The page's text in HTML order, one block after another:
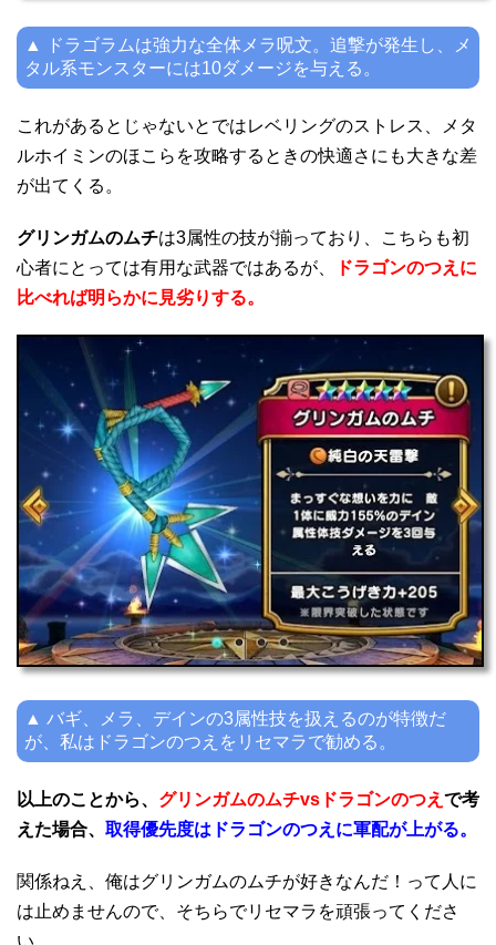
▲ ドラゴラムは強力な全体メラ呪文。追撃が発生し、メ
タル系モンスターには10ダメージを与える。
これがあるとじゃないとではレベリングのストレス、メタ
ルホイミンのほこらを攻略するときの快適さにも大きな差
が出てくる。
グリンガムのムチは3属性の技が揃っており、こちらも初
心者にとっては有用な武器ではあるが、
ドラゴンのつえに
比べれば明らかに見劣りする。
▲ バギ、メラ、デインの3属性技を扱えるのが特徴だ
が、私はドラゴンのつえをリセマラで勧める。
以上のことから、 グリンガムのムチvsドラゴンのつえ で考
えた場合、 取得優先度はドラゴンのつえに軍配が上がる。
関係ねえ、俺はグリンガムのムチが好きなんだ！って人に
は止めませんので、そちらでリセマラを頑張ってくださ
い。